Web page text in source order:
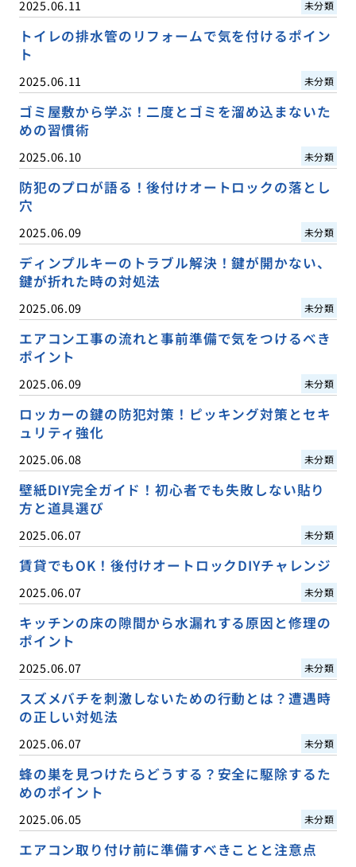
2025.06.11 未分類
トイレの排水管のリフォームで気を付けるポイン
ト
2025.06.11 未分類
ゴミ屋敷から学ぶ！二度とゴミを溜め込まないた
めの習慣術
2025.06.10 未分類
防犯のプロが語る！後付けオートロックの落とし
穴
2025.06.09 未分類
ディンプルキーのトラブル解決！鍵が開かない、
鍵が折れた時の対処法
2025.06.09 未分類
エアコン工事の流れと事前準備で気をつけるべき
ポイント
2025.06.09 未分類
ロッカーの鍵の防犯対策！ピッキング対策とセキ
ュリティ強化
2025.06.08 未分類
壁紙DIY完全ガイド！初心者でも失敗しない貼り
方と道具選び
2025.06.07 未分類
賃貸でもOK！後付けオートロックDIYチャレンジ
2025.06.07 未分類
キッチンの床の隙間から水漏れする原因と修理の
ポイント
2025.06.07 未分類
スズメバチを刺激しないための行動とは？遭遇時
の正しい対処法
2025.06.07 未分類
蜂の巣を見つけたらどうする？安全に駆除するた
めのポイント
2025.06.05 未分類
エアコン取り付け前に準備すべきことと注意点